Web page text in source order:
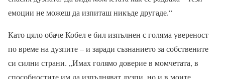
емоции не можеш да изпиташ никъде другаде.“
Като цяло обаче Кобел е бил изпълнен с голяма увереност
по време на дузпите – и заради съзнанието за собствените
си силни страни. „Имах голямо доверие в момчетата, в
способностите им да изпълняват дузпи, но и в моите